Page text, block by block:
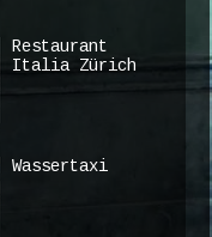
Restaurant
Italia Zürich
Wassertaxi